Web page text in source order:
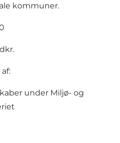
kommuner.
under Miljø- og